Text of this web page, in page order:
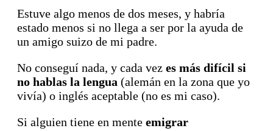
Estuve algo menos de dos meses, y habría
estado menos si no llega a ser por la ayuda de
un amigo suizo de mi padre.
No conseguí nada, y cada vez es más difícil si
no hablas la lengua (alemán en la zona que yo
vivía) o inglés aceptable (no es mi caso).
Si alguien tiene en mente emigrar